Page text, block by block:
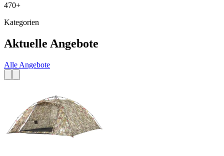
470+
Kategorien
Aktuelle Angebote
Alle Angebote